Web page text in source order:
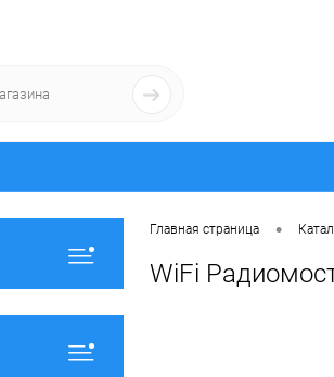
Главная страница •
WiFi